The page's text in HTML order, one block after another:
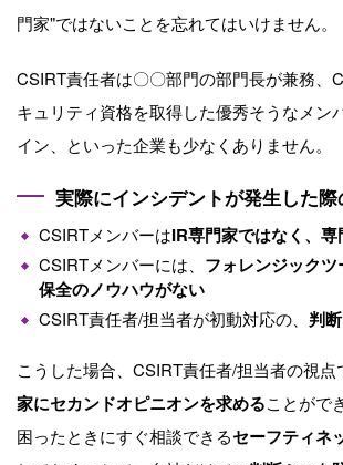
門家"ではないことを忘れてはいけません。
CSIRT責任者は〇〇部門の部門長が兼務、
キュリティ資格を取得した優秀そうなメン
イン、といった企業も少なくありません。
実際にインシデントが発生した際
CSIRTメンバーはIR専門家ではなく、
CSIRTメンバーには、 フォレンジック
保全のノウハウがない
CSIRT責任者/担当者が初動対応の、 判
こうした場合、 CSIRT責任者/担当者の視点
家にセカンドオピニオンを求めることがで
困ったときにすぐ相談できるセーフティネ